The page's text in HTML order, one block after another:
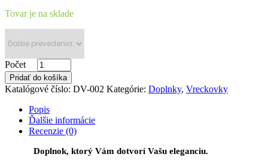
Tovar je na sklade
Počet
Pridať do košíka
Katalógové číslo: DV-002 Kategórie: Doplnky, Vreckovky
Popis
Ďalšie informácie
Recenzie (0)
Doplnok, ktorý Vám dotvorí Vašu eleganciu.